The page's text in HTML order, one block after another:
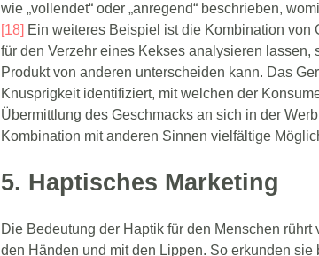
wie „vollendet“ oder „anregend“ beschrieben,
[18] Ein weiteres Beispiel ist die Kombination von
für den Verzehr eines Kekses analysieren
Produkt von anderen unterscheiden kann. Das
Knusprigkeit identifiziert, mit welchen der
Übermittlung des Geschmacks an sich in der
Kombination mit anderen Sinnen vielfältige
5. Haptisches Marketing
Die Bedeutung der Haptik für den Menschen
den Händen und mit den Lippen. So erkunden sie